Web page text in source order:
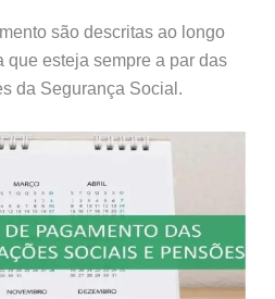
são descritas ao longo
que esteja sempre a par das
da Segurança Social.